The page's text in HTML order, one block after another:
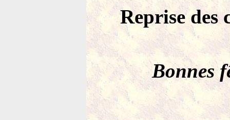
Reprise des
Bonnes